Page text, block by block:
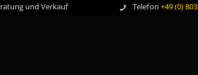
und Verkauf Telefon +49 (0)